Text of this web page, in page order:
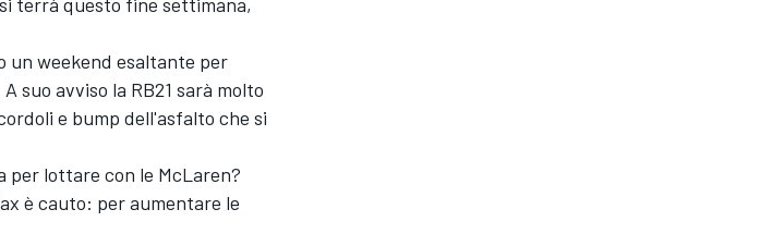
terrà questo fine settimana,
un weekend esaltante per
suo avviso la RB21 sarà molto
e bump dell'asfalto che si
per lottare con le McLaren?
è cauto: per aumentare le